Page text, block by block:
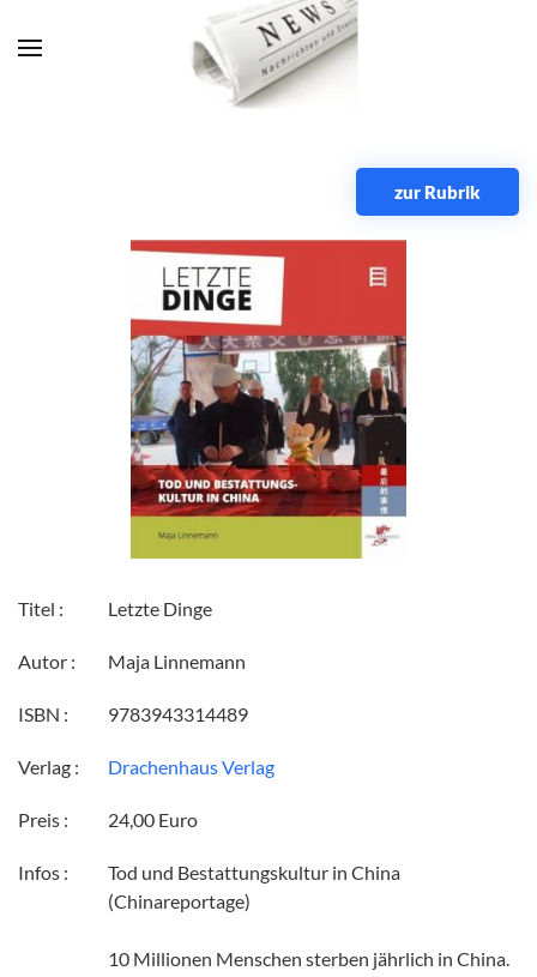
Zum Hauptinhalt springen
zur Rubrik
Titel : Letzte Dinge
Autor : Maja Linnemann
ISBN : 9783943314489
Verlag : Drachenhaus Verlag
Preis : 24,00 Euro
Infos :
Tod und Bestattungskultur in China
(Chinareportage)
10 Millionen Menschen sterben jährlich in China.